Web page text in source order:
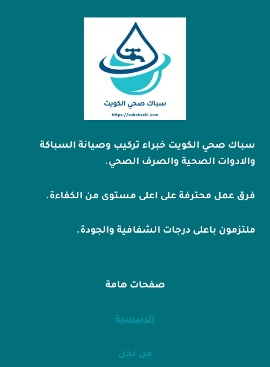
سباك صحي الكويت خبراء تركيب وصيانة السباكة
والادوات الصحية والصرف الصحي.
فرق عمل محترفة على اعلى مستوى من الكفاءة.
ملتزمون باعلى درجات الشفافية والجودة.
صفحات هامة
الرئيسية
من نحن